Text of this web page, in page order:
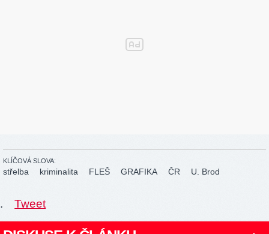
KLÍČOVÁ SLOVA:
střelba kriminalita FLEŠ GRAFIKA ČR U. Brod
. Tweet